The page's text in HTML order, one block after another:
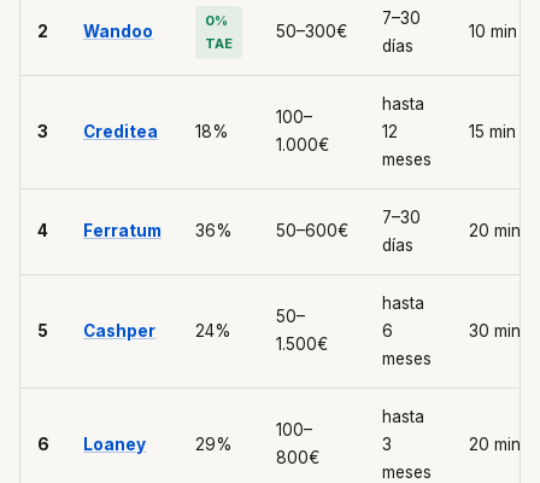
2 Wandoo
0%
TAE
50–300€
7–30
días
10 min
3 Creditea 18%
100–
1.000€
hasta
12
meses
15 min
4 Ferratum 36% 50–600€
7–30
días
20 min
5 Cashper 24%
50–
1.500€
hasta
6
meses
30 min
6 Loaney 29%
100–
800€
hasta
3
meses
20 min